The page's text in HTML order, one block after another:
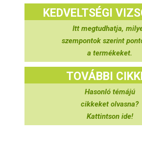
KEDVELTSÉGI
Itt megtudhatja,
szempontok szerint
a termékeket.
TOVÁBBI
Hasonló témájú
cikkeket olvasna?
Kattintson ide!